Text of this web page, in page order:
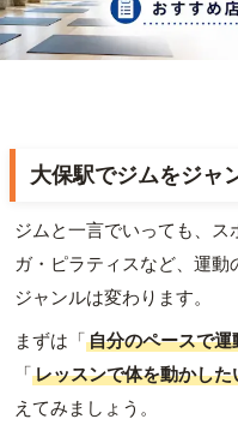
大保駅でジムをジャ
ジムと一言でいっても、ス
ガ・ピラティスなど、運
ジャンルは変わります。
まずは「自分のペースで運
「レッスンで体を動かした
えてみましょう。